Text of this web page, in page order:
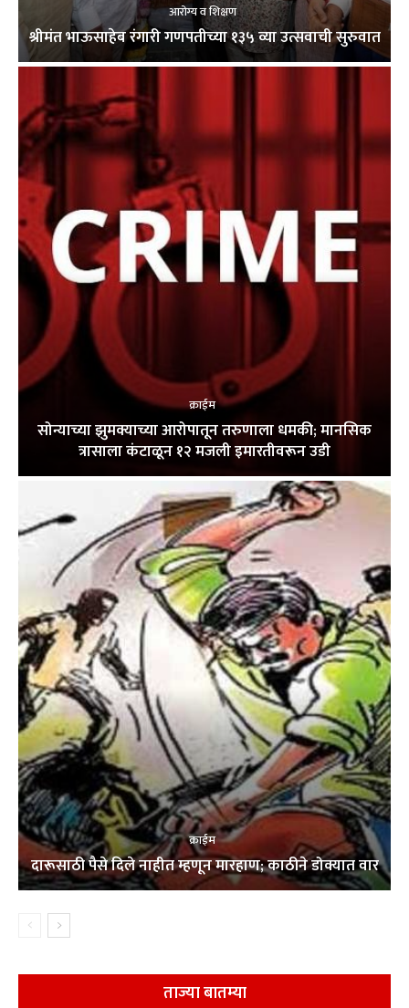
आरोग्य व शिक्षण
श्रीमंत भाऊसाहेब रंगारी गणपतीच्या १३५ व्या उत्सवाची सुरुवात
क्राईम
सोन्याच्या झुमक्याच्या आरोपातून तरुणाला धमकी; मानसिक
त्रासाला कंटाळून १२ मजली इमारतीवरून उडी
क्राईम
दारूसाठी पैसे दिले नाहीत म्हणून मारहाण; काठीने डोक्यात वार
ताज्या बातम्या